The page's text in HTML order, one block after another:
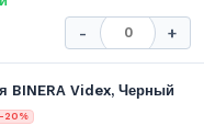
- +
BINERA Videx, Черный
-20%